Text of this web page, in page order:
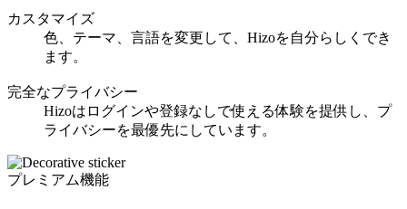
カスタマイズ
色、テーマ、言語を変更して、Hizoを自分らしくでき
ます。
完全なプライバシー
Hizoはログインや登録なしで使える体験を提供し、プ
ライバシーを最優先にしています。
プレミアム機能